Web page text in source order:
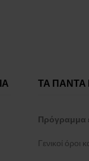
ΤΑ ΠΑΝΤΑ
Πρόγραμμα
Γενικοί όροι